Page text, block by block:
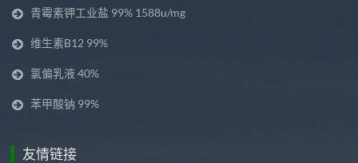
青霉素钾工业盐 99% 1588u/mg
维生素B12 99%
氯偏乳液 40%
苯甲酸钠 99%
友情链接